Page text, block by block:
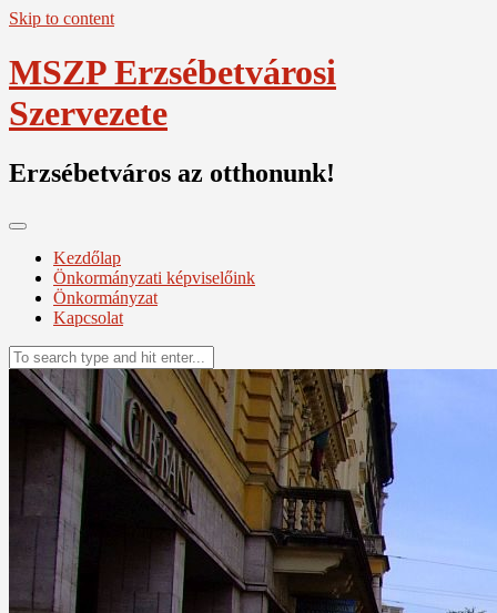
Skip to content
MSZP Erzsébetvárosi
Szervezete
Erzsébetváros az otthonunk!
Kezdőlap
Önkormányzati képviselőink
Önkormányzat
Kapcsolat